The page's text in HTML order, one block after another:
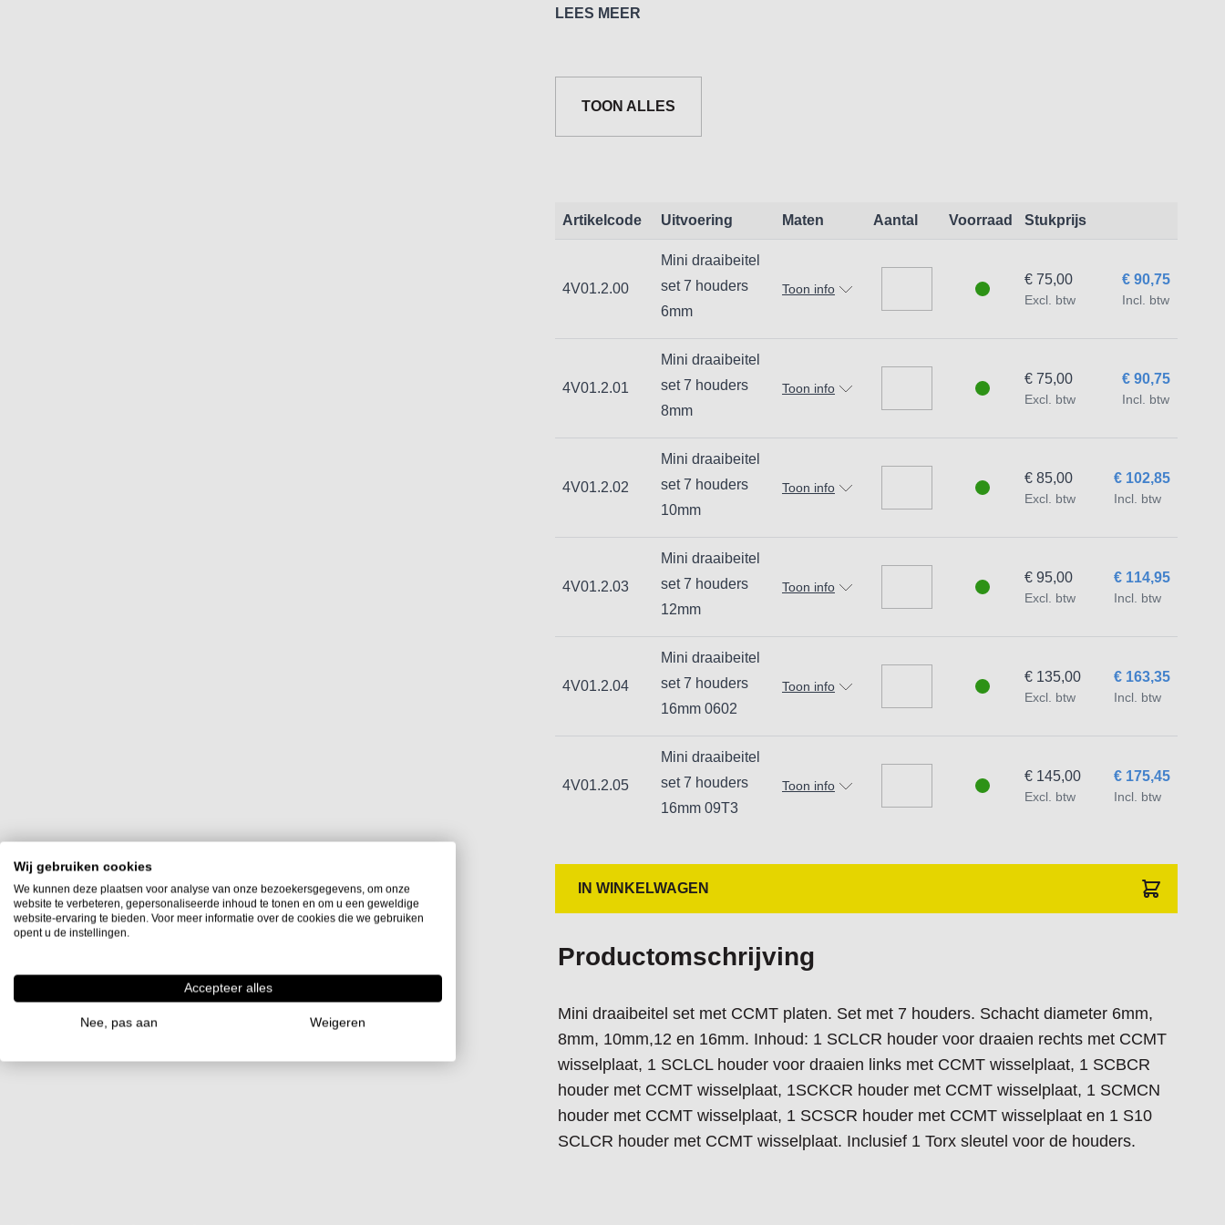
houder met CCMT wisselplaat, 1 SCSCR houder met CCMT wisselplaat en 1 S10
LEES MEER
TOON ALLES
Artikelcode Uitvoering Maten Aantal Voorraad Stukprijs
4V01.2.00
Mini draaibeitel
set 7 houders
6mm
Toon info
€ 90,75
Incl. btw
€ 75,00
Excl. btw
4V01.2.01
Mini draaibeitel
set 7 houders
8mm
Toon info
€ 90,75
Incl. btw
€ 75,00
Excl. btw
4V01.2.02
Mini draaibeitel
set 7 houders
10mm
Toon info
€ 102,85
Incl. btw
€ 85,00
Excl. btw
4V01.2.03
Mini draaibeitel
set 7 houders
12mm
Toon info
€ 114,95
Incl. btw
€ 95,00
Excl. btw
4V01.2.04
Mini draaibeitel
set 7 houders
16mm 0602
Toon info
€ 163,35
Incl. btw
€ 135,00
Excl. btw
4V01.2.05
Mini draaibeitel
set 7 houders
16mm 09T3
Toon info
€ 175,45
Incl. btw
€ 145,00
Excl. btw
IN WINKELWAGEN
Productomschrijving
Mini draaibeitel set met CCMT platen. Set met 7 houders. Schacht diameter 6mm,
8mm, 10mm,12 en 16mm. Inhoud: 1 SCLCR houder voor draaien rechts met CCMT
wisselplaat, 1 SCLCL houder voor draaien links met CCMT wisselplaat, 1 SCBCR
houder met CCMT wisselplaat, 1SCKCR houder met CCMT wisselplaat, 1 SCMCN
houder met CCMT wisselplaat, 1 SCSCR houder met CCMT wisselplaat en 1 S10
SCLCR houder met CCMT wisselplaat. Inclusief 1 Torx sleutel voor de houders.
Wij gebruiken cookies
We kunnen deze plaatsen voor analyse van onze bezoekersgegevens, om onze
website te verbeteren, gepersonaliseerde inhoud te tonen en om u een geweldige
website-ervaring te bieden. Voor meer informatie over de cookies die we gebruiken
opent u de instellingen.
Accepteer alles
Nee, pas aan Weigeren